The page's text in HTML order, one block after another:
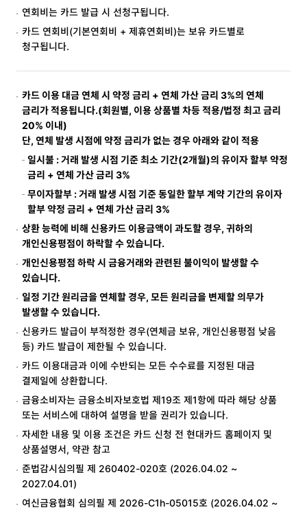
연회비는 카드 발급 시 선청구됩니다.
카드 연회비(기본연회비 + 제휴연회비)는 보유 카드별로
청구됩니다.
카드 이용 대금 연체 시 약정 금리 + 연체 가산 금리 3%의 연체
금리가 적용됩니다.(회원별, 이용 상품별 차등 적용/법정 최고 금리
20% 이내)
단, 연체 발생 시점에 약정 금리가 없는 경우 아래와 같이 적용
일시불 : 거래 발생 시점 기준 최소 기간(2개월)의 유이자 할부 약정
금리 + 연체 가산 금리 3%
무이자할부 : 거래 발생 시점 기준 동일한 할부 계약 기간의 유이자
할부 약정 금리 + 연체 가산 금리 3%
상환 능력에 비해 신용카드 이용금액이 과도할 경우, 귀하의
개인신용평점이 하락할 수 있습니다.
개인신용평점 하락 시 금융거래와 관련된 불이익이 발생할 수
있습니다.
일정 기간 원리금을 연체할 경우, 모든 원리금을 변제할 의무가
발생할 수 있습니다.
신용카드 발급이 부적정한 경우(연체금 보유, 개인신용평점 낮음
등) 카드 발급이 제한될 수 있습니다.
카드 이용대금과 이에 수반되는 모든 수수료를 지정된 대금
결제일에 상환합니다.
금융소비자는 금융소비자보호법 제19조 제1항에 따라 해당 상품
또는 서비스에 대하여 설명을 받을 권리가 있습니다.
자세한 내용 및 이용 조건은 카드 신청 전 현대카드 홈페이지 및
상품설명서, 약관 참고
준법감시심의필 제 260402-020호 (2026.04.02 ~
2027.04.01)
여신금융협회 심의필 제 2026-C1h-05015호 (2026.04.02 ~